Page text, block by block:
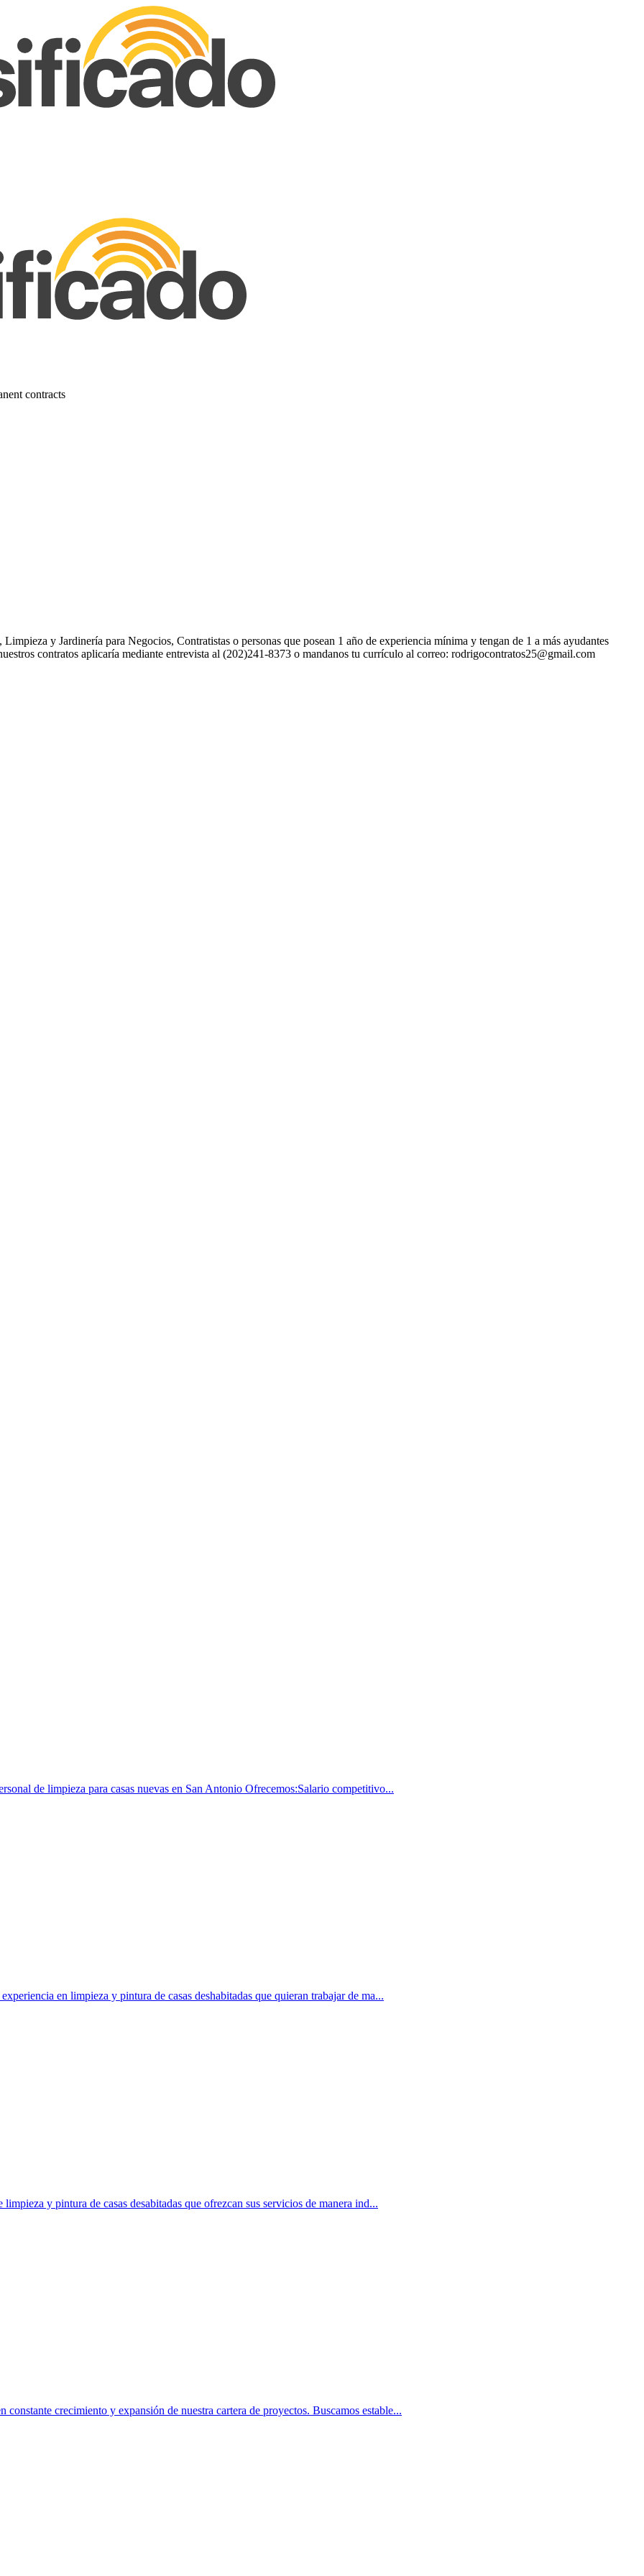
contracts
y Jardinería para Negocios, Contratistas o personas que posean 1 año de experiencia mínima y tengan de 1 a más ayudantes
contratos aplicaría mediante entrevista al (202)241-8373 o mandanos tu currículo al correo: rodrigocontratos25@gmail.com
de limpieza para casas nuevas en San Antonio Ofrecemos:Salario competitivo...
en limpieza y pintura de casas deshabitadas que quieran trabajar de ma...
y pintura de casas desabitadas que ofrezcan sus servicios de manera ind...
crecimiento y expansión de nuestra cartera de proyectos. Buscamos estable...